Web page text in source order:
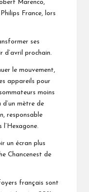
Marenco,
France, lors
ses
d’avril prochain.
le mouvement,
appareils pour
moins
mètre de
responsable
un écran plus
Chancenest de
français sont